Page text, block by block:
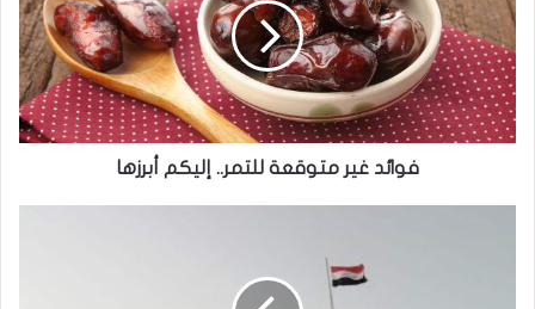
للتمر..
إليكم
أبرزها
فوائد غير متوقعة للتمر.. إليكم أبرزها